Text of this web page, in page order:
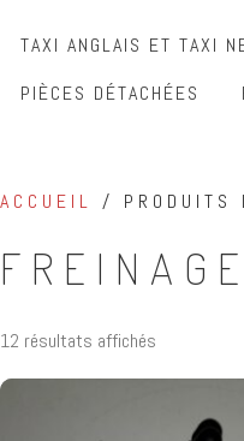
TAXI ANGLAIS ET TAXI
PIÈCES DÉTACHÉES
ACCUEIL / PRODUITS
12 résultats affichés